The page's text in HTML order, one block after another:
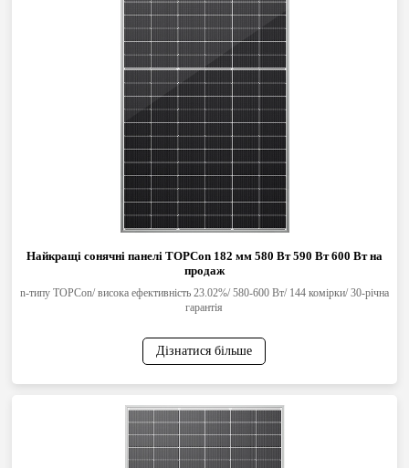
Найкращі сонячні панелі TOPCon 182 мм 580 Вт 590 Вт 600 Вт на
продаж
n-типу TOPCon/ висока ефективність 23.02%/ 580-600 Вт/ 144 комірки/ 30-річна
гарантія
Дізнатися більше